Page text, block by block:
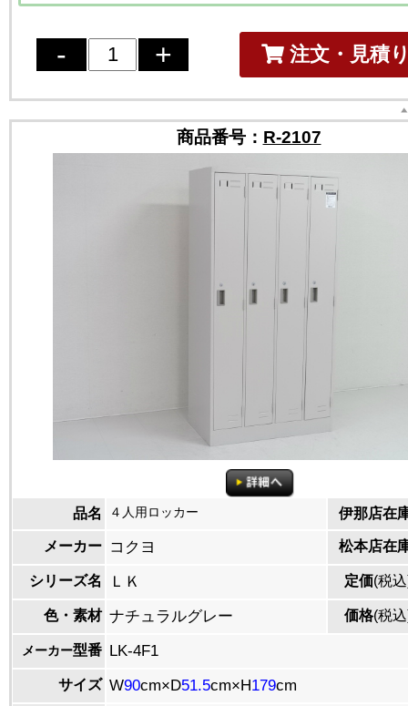
注文・見積
商品番号： R-2107
品名 ４人用ロッカー 伊那店在
メーカー コクヨ 松本店在
シリーズ名 ＬＫ 定価(税
色・素材 ナチュラルグレー 価格(税
メーカー型番 LK-4F1
サイズ W90cm×D51.5cm×H179cm